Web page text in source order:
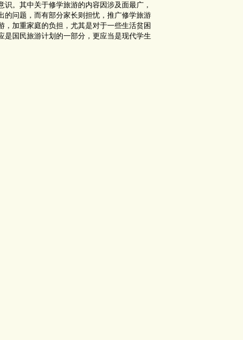
。其中关于修学旅游的内容因涉及面最广，
的问题，而有部分家长则担忧，推广修学旅游
加重家庭的负担，尤其是对于一些生活贫困
国民旅游计划的一部分，更应当是现代学生